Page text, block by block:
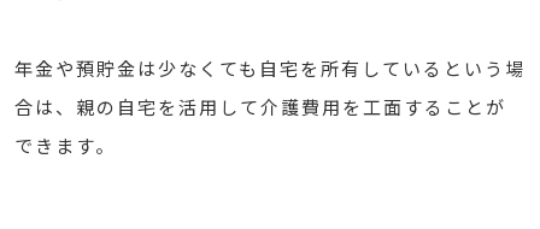
年金や預貯金は少なくても自宅を所有しているという場
合は、親の自宅を活用して介護費用を工面することが
できます。